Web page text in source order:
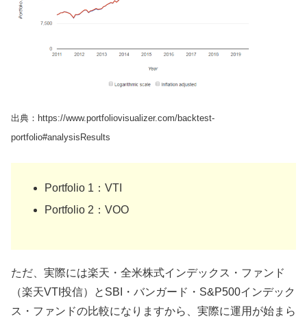
出典：https://www.portfoliovisualizer.com/backtest-
portfolio#analysisResults
Portfolio 1：VTI
Portfolio 2：VOO
ただ、実際には楽天・全米株式インデックス・ファンド
（楽天VTI投信）とSBI・バンガード・S&P500インデック
ス・ファンドの比較になりますから、実際に運用が始まら